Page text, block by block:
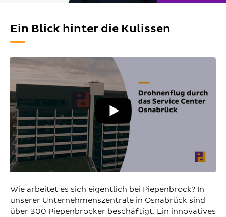
Ein Blick hinter die Kulissen
Wie arbeitet es sich eigentlich bei Piepenbrock? In
unserer Unternehmenszentrale in Osnabrück sind
über 300 Piepenbrocker beschäftigt. Ein innovatives